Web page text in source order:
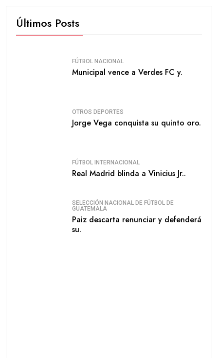
Últimos Posts
FÚTBOL NACIONAL
Municipal vence a Verdes FC y.
OTROS DEPORTES
Jorge Vega conquista su quinto oro.
FÚTBOL INTERNACIONAL
Real Madrid blinda a Vinicius Jr..
SELECCIÓN NACIONAL DE FÚTBOL DE
GUATEMALA
Paiz descarta renunciar y defenderá
su.